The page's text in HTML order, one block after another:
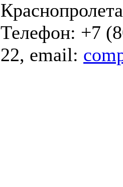
Телефон: +7
22, email: